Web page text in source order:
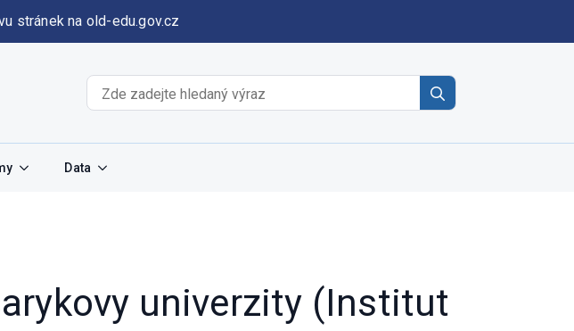
stránek na old-edu.gov.cz
Search
for:
Data
univerzity (Institut